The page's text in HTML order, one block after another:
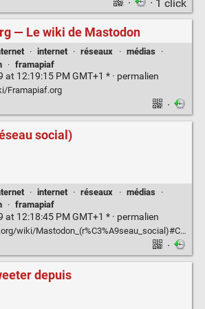
· · 1 click
— Le wiki de Mastodon
· internet · réseaux · médias
·
· framapiaf
12:19:15 PM GMT+1 * · permalien
Framapiaf.org
·
social)
· internet · réseaux · médias
·
· framapiaf
12:18:45 PM GMT+1 * · permalien
Mastodon_(r%C3%A9seau_social)#Communaut.C3.A9
·
depuis